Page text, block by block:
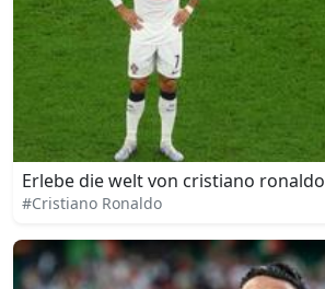
Erlebe die welt von cristiano ronaldo
#Cristiano Ronaldo